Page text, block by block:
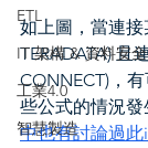
ETL
IT 架構 & 資料安全
工業4.0
智慧製造
如上圖，當連接
TERADATA) 且
CONNECT)，
些公式的情況發
中也有討論過此